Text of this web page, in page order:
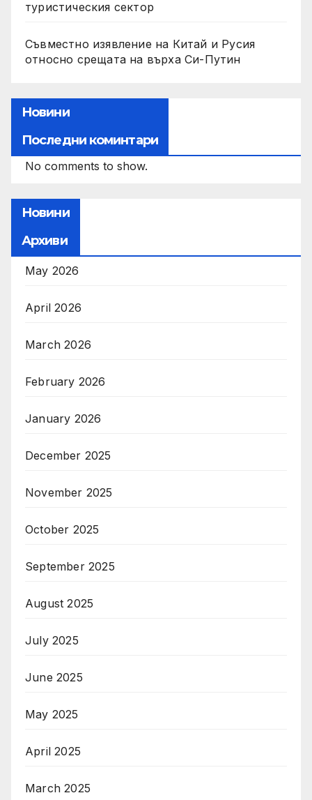
туристическия сектор
Съвместно изявление на Китай и Русия
относно срещата на върха Си-Путин
Новини
Последни коминтари
No comments to show.
Новини
Архиви
May 2026
April 2026
March 2026
February 2026
January 2026
December 2025
November 2025
October 2025
September 2025
August 2025
July 2025
June 2025
May 2025
April 2025
March 2025